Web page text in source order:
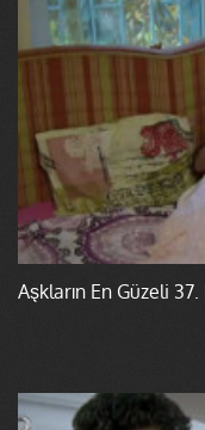
Aşkların En Güzeli